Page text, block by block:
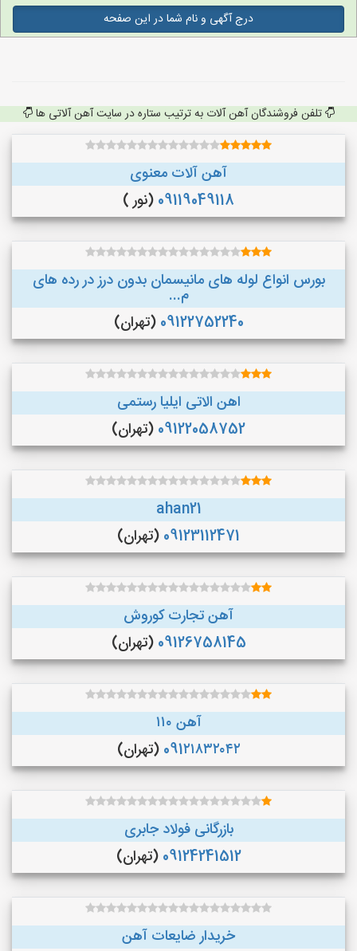
درج آگهی و نام شما در این صفحه
تلفن فروشندگان آهن آلات به ترتیب ستاره در سایت آهن آلاتی ها
آهن آلات معنوی
09119049118 (نور )
بورس انواع لوله های مانیسمان بدون درز در رده های
م...
09122752240 (تهران)
اهن الاتی ایلیا رستمی
09122058752 (تهران)
ahan21
09123112471 (تهران)
آهن تجارت کوروش
09126758145 (تهران)
آهن ۱۱۰
091۲۱۸۳۲۰۴۲ (تهران)
بازرگانی فولاد جابری
09124241512 (تهران)
خریدار ضایعات آهن